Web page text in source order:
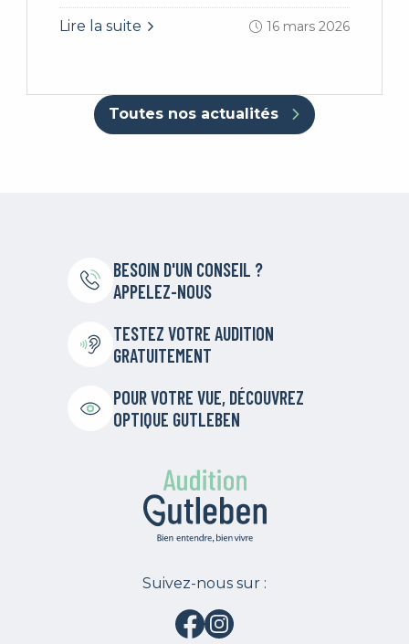
Lire la suite 16 mars 2026
Toutes nos actualités
BESOIN D'UN CONSEIL ?
APPELEZ-NOUS
TESTEZ VOTRE AUDITION
GRATUITEMENT
POUR VOTRE VUE, DÉCOUVREZ
OPTIQUE GUTLEBEN
Suivez-nous sur :